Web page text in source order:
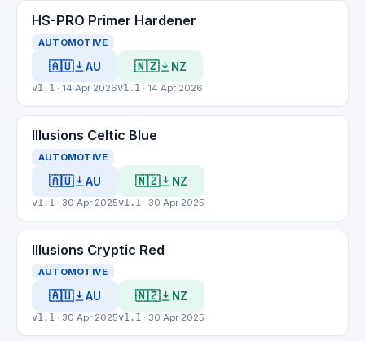
HS-PRO Primer Hardener
AUTOMOTIVE
🇦🇺 AU
v1.1 · 14 Apr 2026
🇳🇿 NZ
v1.1 · 14 Apr 2026
Illusions Celtic Blue
AUTOMOTIVE
🇦🇺 AU
v1.1 · 30 Apr 2025
🇳🇿 NZ
v1.1 · 30 Apr 2025
Illusions Cryptic Red
AUTOMOTIVE
🇦🇺 AU
v1.1 · 30 Apr 2025
🇳🇿 NZ
v1.1 · 30 Apr 2025